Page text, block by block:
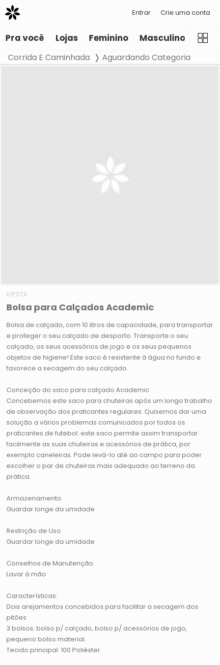
Entrar Crie uma conta
Pra você Lojas Feminino Masculino
Corrida E Caminhada Aguardando Categoria
KIPSTA
Bolsa para Calçados Academic
Bolsa de calçado, com 10 litros de capacidade, para transportar
e proteger o seu calçado de desporto. Transporte o seu
calçado, os seus acessórios de jogo e os seus pequenos
objetos de higiene! Este saco é resistente à água no fundo e
favorece a secagem do seu calçado.
Conceção do saco para calçado Academic
Concebemos este saco para chuteiras após um longo trabalho
de observação dos praticantes regulares. Quisemos dar uma
solução a vários problemas comunicados por todos os
praticantes de futebol: este saco permite assim transportar
facilmente as suas chuteiras e acessórios de prática, por
exemplo caneleiras. Pode levá-lo até ao campo para poder
escolher o par de chuteiras mais adequado ao terreno da
prática.
Armazenamento
Guardar longe da umidade
Restrição de Uso
Guardar longe da umidade
Conselhos de Manutenção
Lavar à mão
Características:
Dois arejamentos concebidos para facilitar a secagem dos
pitões
3 bolsos: bolso p/ calçado, bolso p/ acessórios de jogo,
pequeno bolso material.
Tecido principal: 100 Poliéster.